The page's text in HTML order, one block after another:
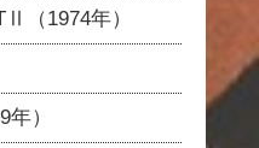
（1974年）
）